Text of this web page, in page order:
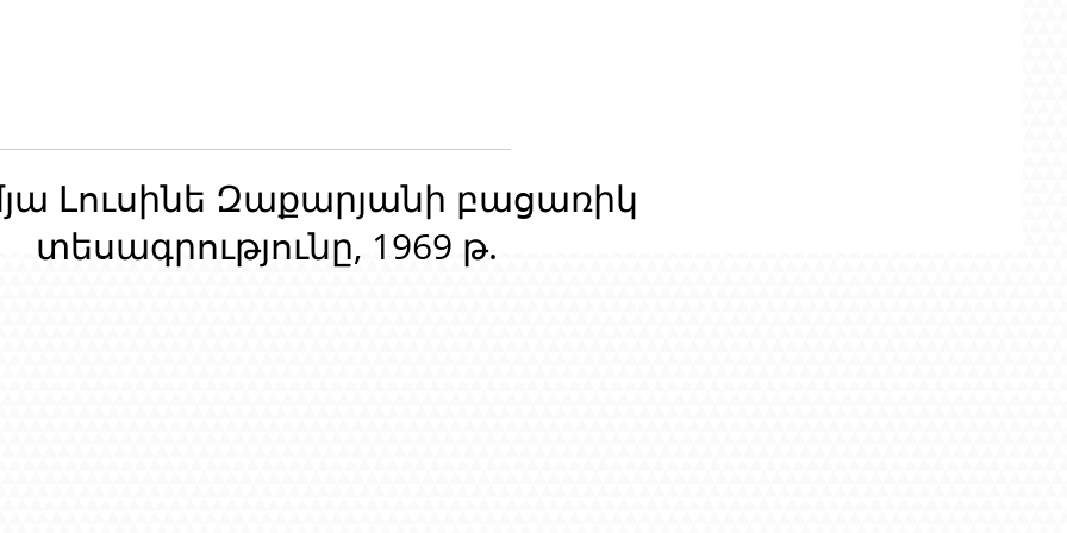
Լուսինե Զաքարյանի բացառիկ
տեսագրությունը, 1969 թ.